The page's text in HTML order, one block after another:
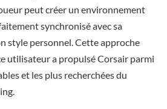
peut créer un environnement
synchronisé avec sa
style personnel. Cette approche
utilisateur a propulsé Corsair parmi
et les plus recherchées du